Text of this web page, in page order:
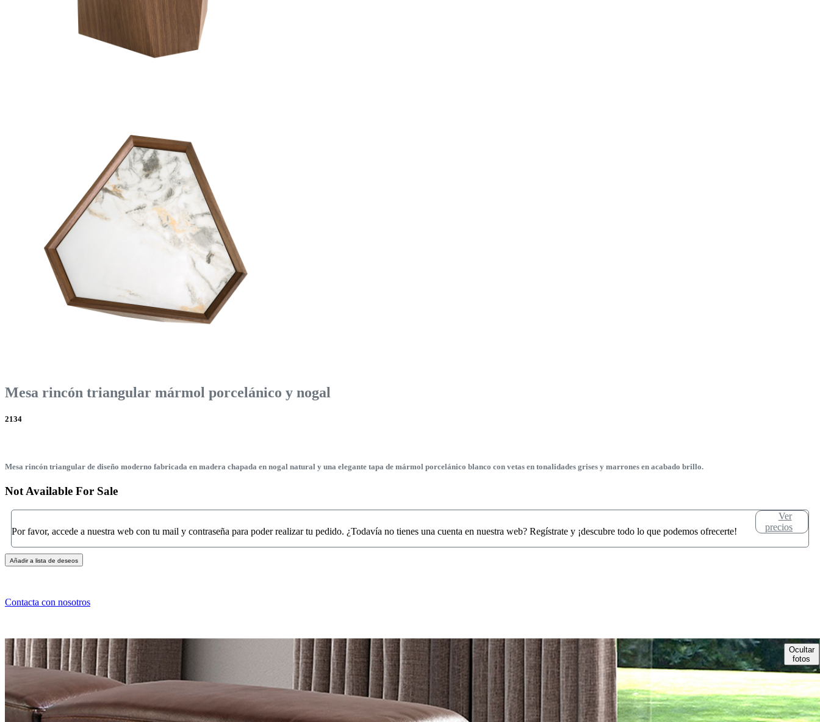
Mesa rincón triangular mármol porcelánico y nogal
2134
Mesa rincón triangular de diseño moderno fabricada en madera chapada en nogal natural y una elegante tapa de mármol porcelánico blanco con vetas en tonalidades grises y marrones en acabado brillo.
Not Available For Sale
Por favor, accede a nuestra web con tu mail y contraseña para poder realizar tu pedido. ¿Todavía no tienes una cuenta en nuestra web? Regístrate y ¡descubre todo lo que podemos ofrecerte!
Ver
precios
Añadir a lista de deseos
Contacta con nosotros
Ocultar
fotos